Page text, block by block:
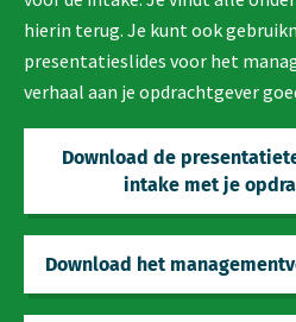
hierin terug. Je kunt ook
presentatieslides voor het
verhaal aan je opdrachtgever
Download de
intake met je
Download het